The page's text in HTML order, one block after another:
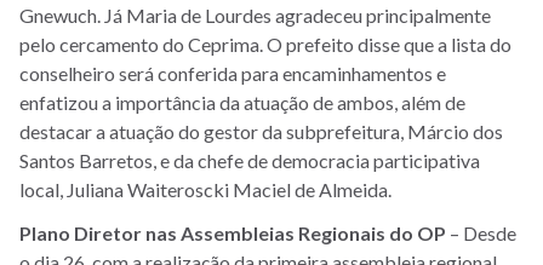
Gnewuch. Já Maria de Lourdes agradeceu principalmente
pelo cercamento do Ceprima. O prefeito disse que a lista do
conselheiro será conferida para encaminhamentos e
enfatizou a importância da atuação de ambos, além de
destacar a atuação do gestor da subprefeitura, Márcio dos
Santos Barretos, e da chefe de democracia participativa
local, Juliana Waiteroscki Maciel de Almeida.
Plano Diretor nas Assembleias Regionais do OP – Desde